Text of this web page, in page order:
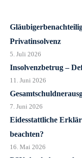
Privatinsolvenz
5. Juli 2026
Insolvenzbetrug –
11. Juni 2026
7. Juni 2026
Eidesstattliche
beachten?
16. Mai 2026